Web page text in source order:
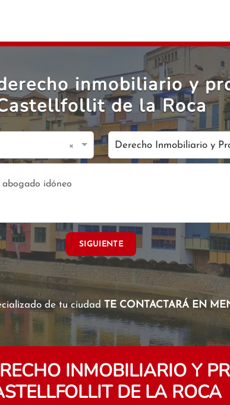
inmobiliario y
de la Roca
× Derecho Inmobiliario y
SIGUIENTE
de tu ciudad TE CONTACTARÁ EN
INMOBILIARIO Y
DE LA ROCA